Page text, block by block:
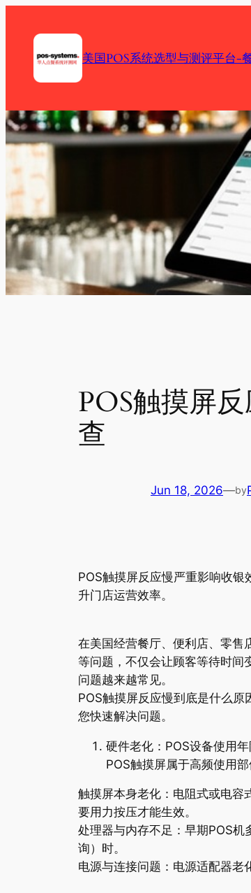
content
美国POS系统选型与测评平台-
POS触摸屏
查
Jun 18, 2026—by
POS触摸屏反应慢严重影响收
升门店运营效率。
在美国经营餐厅、便利店、零售
等问题，不仅会让顾客等待时间
问题越来越常见。
POS触摸屏反应慢到底是什么
您快速解决问题。
硬件老化：POS设备使用
POS触摸屏属于高频使用
触摸屏本身老化：电阻式或电容
要用力按压才能生效。
处理器与内存不足：早期POS
询）时。
电源与连接问题：电源适配器老